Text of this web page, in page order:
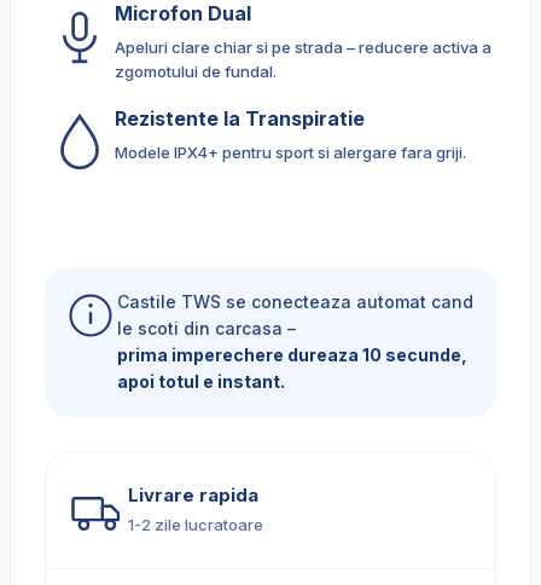
Microfon Dual
Apeluri clare chiar si pe strada – reducere activa a
zgomotului de fundal.
Rezistente la Transpiratie
Modele IPX4+ pentru sport si alergare fara griji.
Castile TWS se conecteaza automat cand
le scoti din carcasa –
prima imperechere dureaza 10 secunde,
apoi totul e instant.
Livrare rapida
1-2 zile lucratoare